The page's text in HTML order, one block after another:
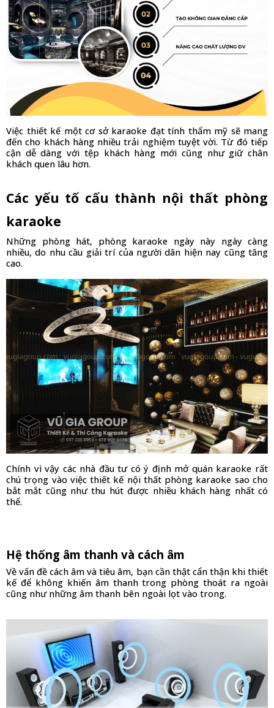
Việc thiết kế một cơ sở karaoke đạt tính thẩm mỹ sẽ mang
đến cho khách hàng nhiều trải nghiệm tuyệt vời. Từ đó tiếp
cận dễ dàng với tệp khách hàng mới cũng như giữ chân
khách quen lâu hơn.
Các yếu tố cấu thành nội thất phòng
karaoke
Những phòng hát, phòng karaoke ngày này ngày càng
nhiều, do nhu cầu giải trí của người dân hiện nay cũng tăng
cao.
Chính vì vậy các nhà đầu tư có ý định mở quán karaoke rất
chú trọng vào việc thiết kế nội thất phòng karaoke sao cho
bắt mắt cũng như thu hút được nhiều khách hàng nhất có
thể.
Hệ thống âm thanh và cách âm
Về vấn đề cách âm và tiêu âm, bạn cần thật cẩn thận khi thiết
kế để không khiến âm thanh trong phòng thoát ra ngoài
cũng như những âm thanh bên ngoài lọt vào trong.